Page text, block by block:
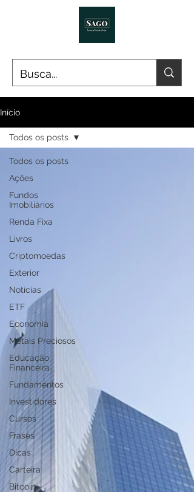
Início
Todos os posts
Ações
Fundos
Imobiliários
Renda Fixa
Livros
Criptomoedas
Exterior
Notícias
ETF
Economia
Metais Preciosos
Educação
Financeira
Fundamentos
Investidores
Cursos
Frases
Dicas
Carteira
Bitcoin
Todos os posts